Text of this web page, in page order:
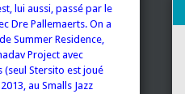
lui aussi, passé par le
Dre Pallemaerts. On a
Summer Residence,
Project avec
(seul Stersito est joué
au Smalls Jazz